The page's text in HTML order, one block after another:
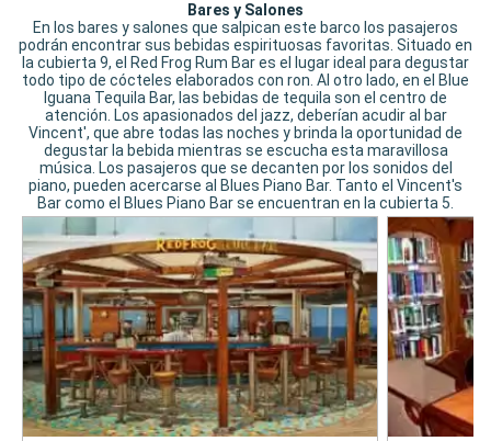
Bares y Salones
En los bares y salones que salpican este barco los pasajeros
podrán encontrar sus bebidas espirituosas favoritas. Situado en
la cubierta 9, el Red Frog Rum Bar es el lugar ideal para degustar
todo tipo de cócteles elaborados con ron. Al otro lado, en el Blue
Iguana Tequila Bar, las bebidas de tequila son el centro de
atención. Los apasionados del jazz, deberían acudir al bar
Vincent', que abre todas las noches y brinda la oportunidad de
degustar la bebida mientras se escucha esta maravillosa
música. Los pasajeros que se decanten por los sonidos del
piano, pueden acercarse al Blues Piano Bar. Tanto el Vincent's
Bar como el Blues Piano Bar se encuentran en la cubierta 5.